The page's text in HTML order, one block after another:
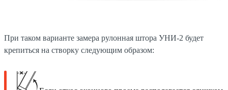
При таком варианте замера рулонная штора УНИ-2 будет
крепиться на створку следующим образом: